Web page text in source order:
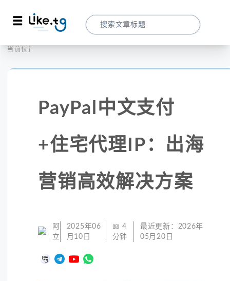
当前位置：
PayPal中文支付
+住宅代理IP：出海
营销高效解决方案
阿
立
2025年06
月10日
📖 4
分钟
最近更新： 2026年
05月20日